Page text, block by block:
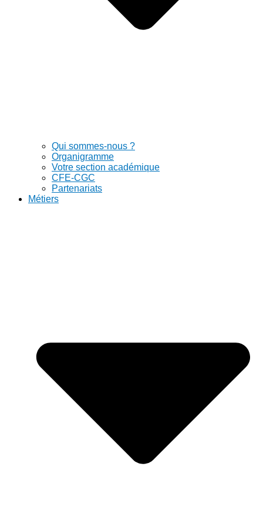
Qui sommes-nous ?
Organigramme
Votre section académique
CFE-CGC
Partenariats
Métiers